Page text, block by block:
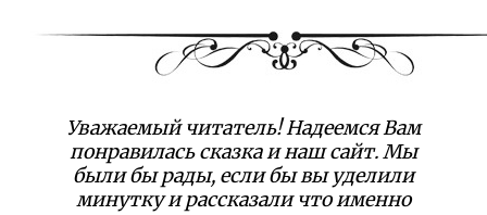
Уважаемый читатель! Надеемся Вам
понравилась сказка и наш сайт. Мы
были бы рады, если бы вы уделили
минутку и рассказали что именно